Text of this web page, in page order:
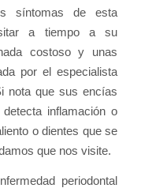
síntomas de esta
a tiempo a su
costoso y unas
por el especialista
nota que sus encías
inflamación o
o dientes que se
que nos visite.
periodontal